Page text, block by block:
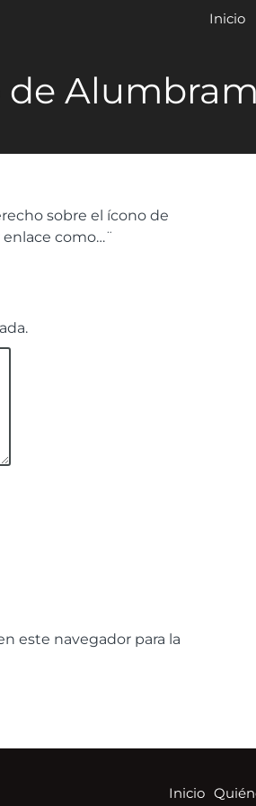
Inicio
de
sobre el ícono de
como…¨
este navegador para la
Inicio